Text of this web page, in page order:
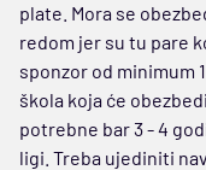
plate. Mora se
redom jer su tu pare
sponzor od minimum
škola koja će
potrebne bar 3 - 4
ligi. Treba ujediniti